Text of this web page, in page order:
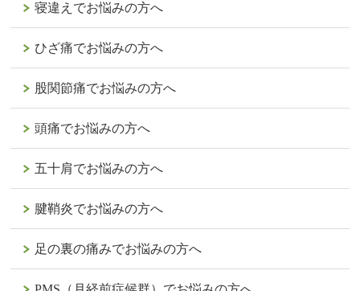
寝違えでお悩みの方へ
ひざ痛でお悩みの方へ
股関節痛でお悩みの方へ
頭痛でお悩みの方へ
五十肩でお悩みの方へ
腱鞘炎でお悩みの方へ
足の裏の痛みでお悩みの方へ